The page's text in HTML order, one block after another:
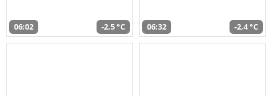
06:02 -2,5 °C 06:32 -2,4 °C